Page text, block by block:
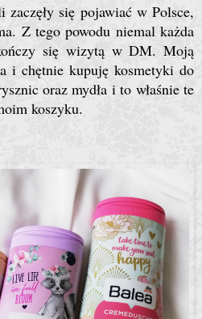
się pojawiać w Polsce,
Z tego powodu niemal każda
się wizytą w DM. Moją
i chętnie kupuję kosmetyki do
oraz mydła i to właśnie te
koszyku.